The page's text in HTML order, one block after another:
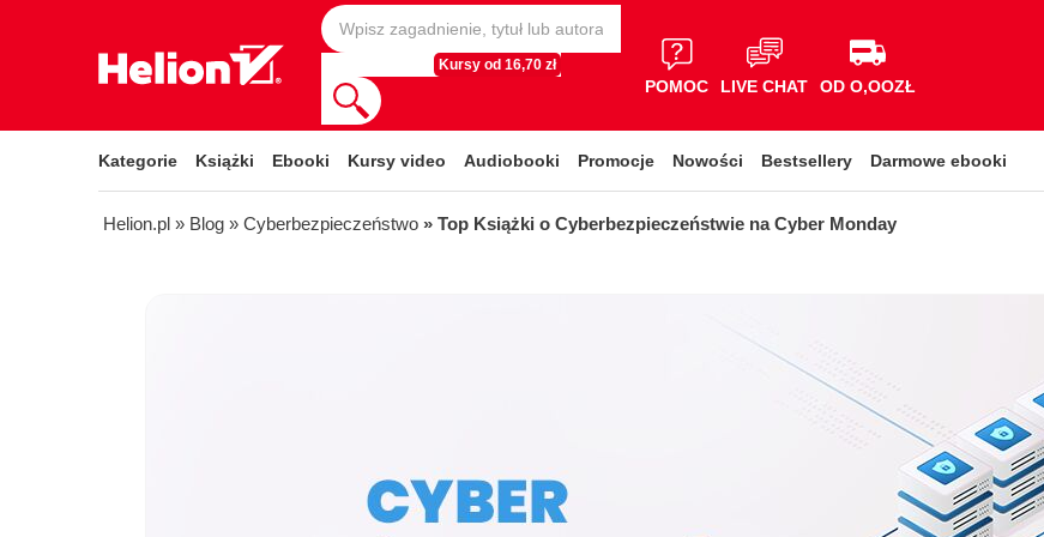
Kursy od 16,70 zł
POMOC LIVE CHAT OD O,OOZŁ
Kategorie Książki Ebooki Kursy video Audiobooki Promocje Nowości Bestsellery Darmowe ebooki
Helion.pl » Blog » Cyberbezpieczeństwo » Top Książki o Cyberbezpieczeństwie na Cyber Monday